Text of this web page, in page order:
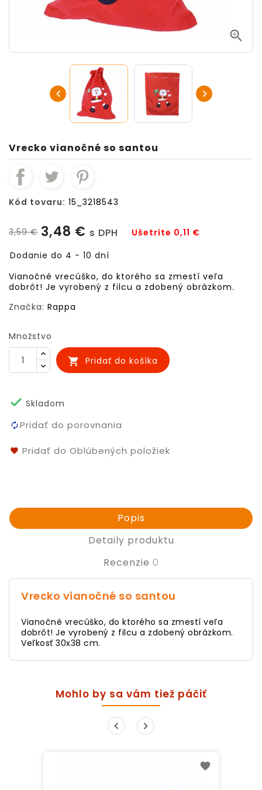

 
Vrecko vianočné so santou
Kód tovaru: 15_3218543
3,59 € 3,48 € s DPH
Ušetríte 0,11 €
Dodanie do 4 - 10 dní
Vianočné vrecúško, do ktorého sa zmestí veľa
dobrôt! Je vyrobený z filcu a zdobený obrázkom.
Značka: Rappa
Množstvo
 Pridať do košíka
 Skladom
Pridať do porovnania
Pridať do Oblúbených položiek
Popis
Detaily produktu
Recenzie 0
Vrecko vianočné so santou
Vianočné vrecúško, do ktorého sa zmestí veľa
dobrôt! Je vyrobený z filcu a zdobený obrázkom.
Veľkosť 30x38 cm.
Mohlo by sa vám tiež páčiť